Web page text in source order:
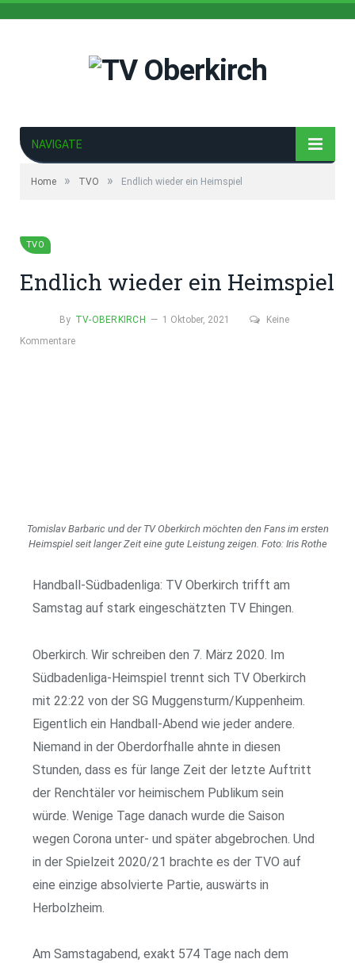
NAVIGATE
Home » TVO » Endlich wieder ein Heimspiel
TVO
Endlich wieder ein Heimspiel
By TV-OBERKIRCH 1 Oktober, 2021
Keine
Kommentare
Tomislav Barbaric und der TV Oberkirch möchten den Fans im ersten
Heimspiel seit langer Zeit eine gute Leistung zeigen. Foto: Iris Rothe
Handball-Südbadenliga: TV Oberkirch trifft am
Samstag auf stark eingeschätzten TV Ehingen.
Oberkirch. Wir schreiben den 7. März 2020. Im
Südbadenliga-Heimspiel trennt sich TV Oberkirch
mit 22:22 von der SG Muggensturm/Kuppenheim.
Eigentlich ein Handball-Abend wie jeder andere.
Niemand in der Oberdorfhalle ahnte in diesen
Stunden, dass es für lange Zeit der letzte Auftritt
der Renchtäler vor heimischem Publikum sein
würde. Wenige Tage danach wurde die Saison
wegen Corona unter- und später abgebrochen. Und
in der Spielzeit 2020/21 brachte es der TVO auf
eine einzige absolvierte Partie, auswärts in
Herbolzheim.
Am Samstagabend, exakt 574 Tage nach dem